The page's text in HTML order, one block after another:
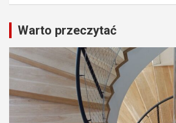
Warto przeczytać